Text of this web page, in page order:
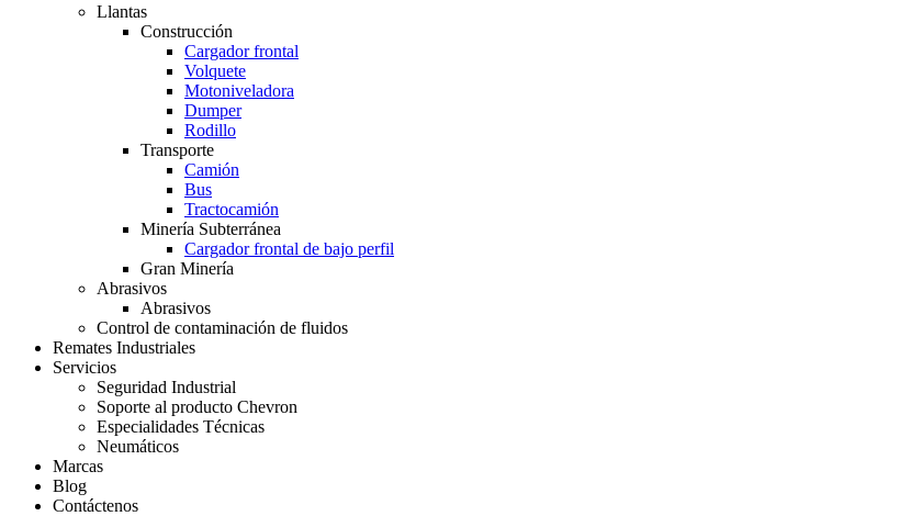
Llantas
Construcción
Cargador frontal
Volquete
Motoniveladora
Dumper
Rodillo
Transporte
Camión
Bus
Tractocamión
Minería Subterránea
Cargador frontal de bajo perfil
Gran Minería
Abrasivos
Abrasivos
Control de contaminación de fluidos
Remates Industriales
Servicios
Seguridad Industrial
Soporte al producto Chevron
Especialidades Técnicas
Neumáticos
Marcas
Blog
Contáctenos